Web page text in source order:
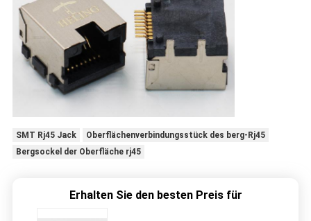
SMT Rj45 Jack
Oberflächenverbindungsstück des berg-Rj45
Bergsockel der Oberfläche rj45
Erhalten Sie den besten Preis für